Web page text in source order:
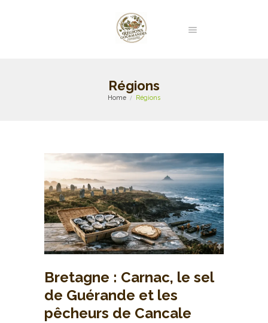
Régions
Home Régions
Bretagne : Carnac, le sel
de Guérande et les
pêcheurs de Cancale